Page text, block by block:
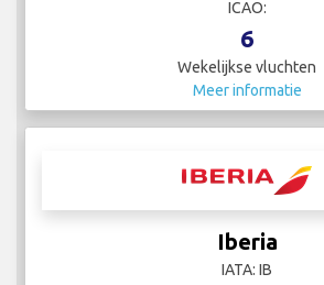
Wekelijkse vluchten
Meer informatie
Iberia
IATA: IB
ICAO: IBE
6